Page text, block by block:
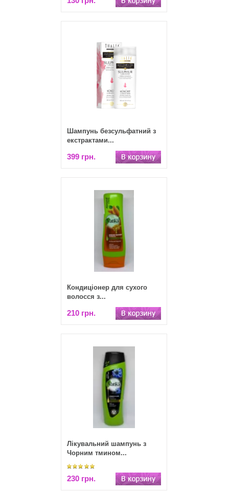
Шампунь безсульфатний з
екстрактами...
399 грн.
Кондиціонер для сухого
волосся з...
210 грн.
Лікувальний шампунь з
Чорним тмином...
230 грн.